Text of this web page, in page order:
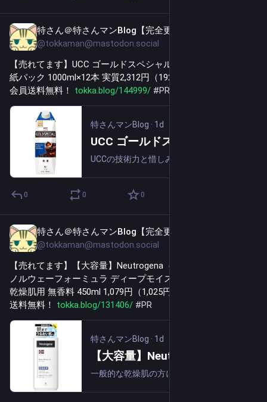
特さん＠特さんマンBlog【完全更新通知用】
@tokkaman@mastodon.social
【売れてます】UCC ゴールドスペシャル アイスコーヒー 無糖
紙パック 1000ml×12本 実質2,312円（192.7円/本）！プライム
会員送料無料！ tokka.blog/144999/ #PR
特さんマンBlog · 1d
0 0 0
特さん＠特さんマンBlog【完全更新通知用】
@tokkaman@mastodon.social
【売れてます】【大容量】Neutrogena（ニュートロジーナ)
ノルウェーフォーミュラ ディープモイスチャー ボディミルク
乾燥肌用 無香料 450ml 1,079円（1,025円）！プライム会員は
送料無料！ tokka.blog/131406/ #PR
特さんマンBlog · 1d